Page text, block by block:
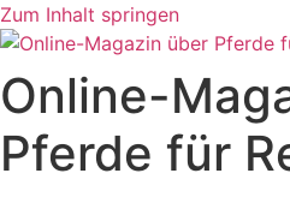
Zum Inhalt springen
Online-
Pferde für